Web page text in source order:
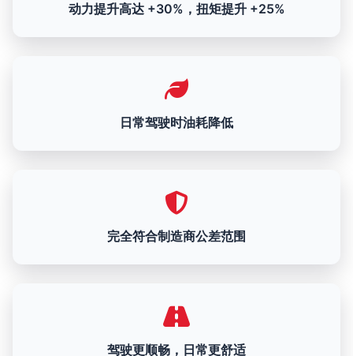
动力提升高达 +30%，扭矩提升 +25%
日常驾驶时油耗降低
完全符合制造商公差范围
驾驶更顺畅，日常更舒适